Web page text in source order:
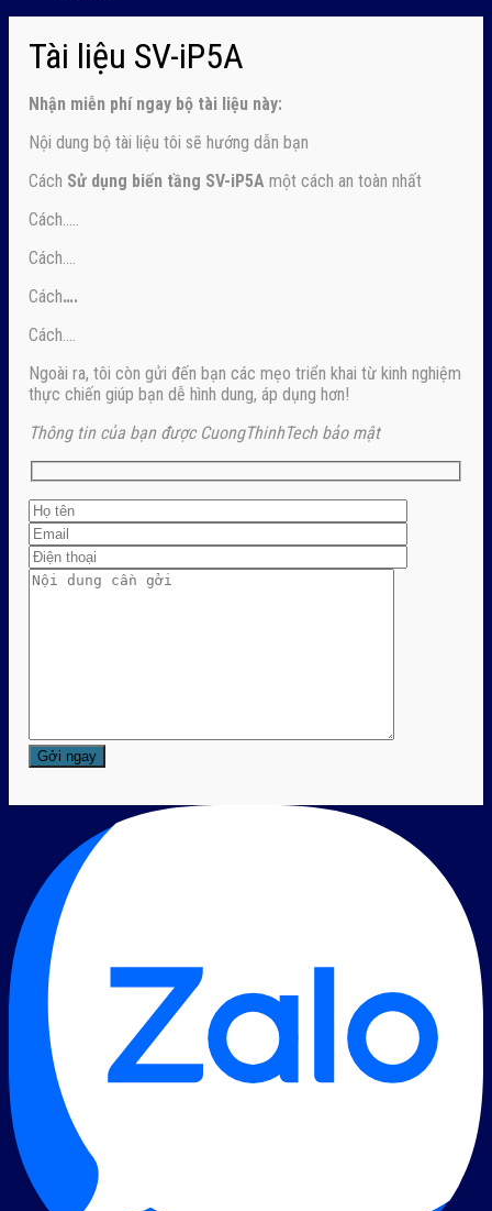
Tài liệu SV-iP5A
Nhận miễn phí ngay bộ tài liệu này:
Nội dung bộ tài liệu tôi sẽ hướng dẫn bạn
Cách Sử dụng biến tầng SV-iP5A một cách an toàn nhất
Cách…..
Cách….
Cách….
Cách….
Ngoài ra, tôi còn gửi đến bạn các mẹo triển khai từ kinh nghiệm
thực chiến giúp bạn dễ hình dung, áp dụng hơn!
Thông tin của bạn được CuongThinhTech bảo mật